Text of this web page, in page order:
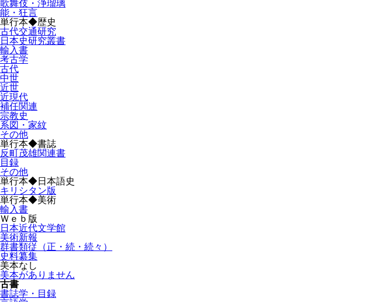
歌舞伎・浄瑠璃
能・狂言
単行本◆歴史
古代交通研究
日本史研究叢書
輸入書
考古学
古代
中世
近世
近現代
補任関連
宗教史
系図・家紋
その他
単行本◆書誌
反町茂雄関連書
目録
その他
単行本◆日本語史
キリシタン版
単行本◆美術
輸入書
Ｗｅｂ版
日本近代文学館
美術新報
群書類従（正・続・続々）
史料纂集
美本なし
美本がありません
古書
書誌学・目録